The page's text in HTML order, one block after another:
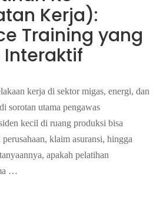
Kerja):
Training yang
Interaktif
kerja di sektor migas, energi, dan
sorotan utama pengawas
kecil di ruang produksi bisa
klaim asuransi, hingga
apakah pelatihan
…